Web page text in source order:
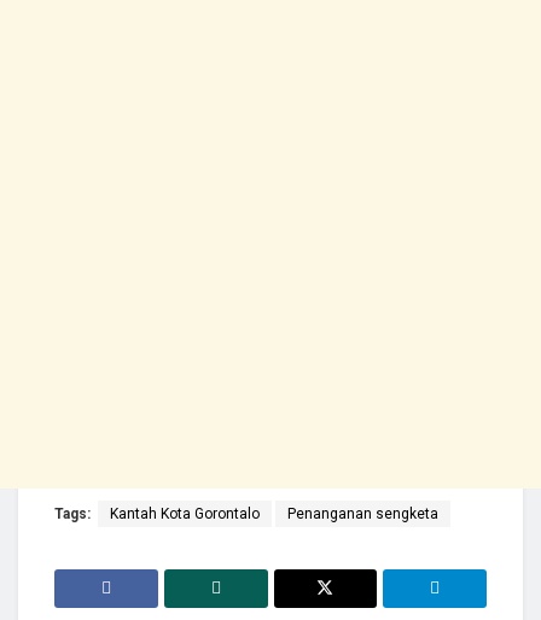
Tags: Kantah Kota Gorontalo Penanganan sengketa